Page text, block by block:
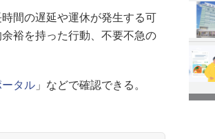
間の遅延や運休が発生する可
裕を持った行動、不要不急の
タル 」などで確認できる。